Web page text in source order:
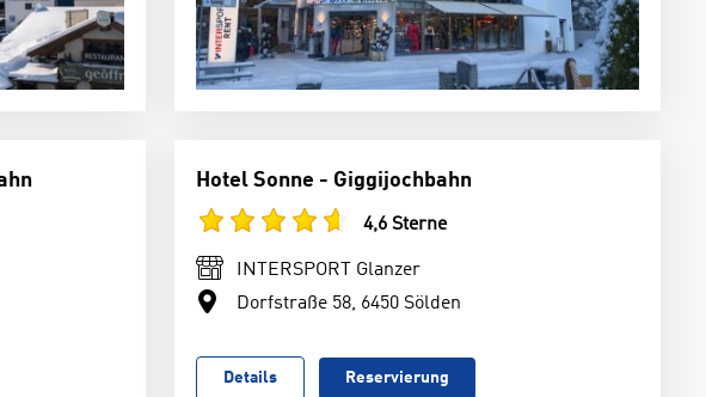
Hotel Sonne - Giggijochbahn
4,6 Sterne
INTERSPORT Glanzer
Dorfstraße 58, 6450 Sölden
Details Reservierung